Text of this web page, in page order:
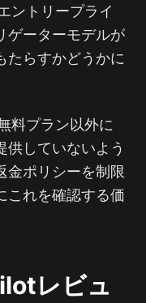
ントリープライ
ゲーターモデルが
たらすかどうかに
料プラン以外に
供していないよう
金ポリシーを制限
これを確認する価
レビュ